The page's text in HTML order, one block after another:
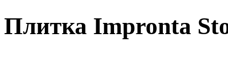
Плитка Impronta